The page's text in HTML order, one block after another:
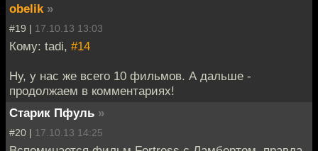
obelik »
#19 | 17.10.13 13:03
Кому: tadi, #14
Ну, у нас же всего 10 фильмов. А дальше -
продолжаем в комментариях!
Старик Пфуль »
#20 | 17.10.13 14:25